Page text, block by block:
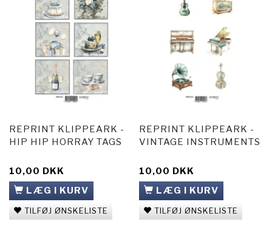
REPRINT KLIPPEARK -
HIP HIP HORRAY TAGS
10,00 DKK
LÆG I KURV
TILFØJ ØNSKELISTE
REPRINT KLIPPEARK -
VINTAGE INSTRUMENTS
10,00 DKK
LÆG I KURV
TILFØJ ØNSKELISTE